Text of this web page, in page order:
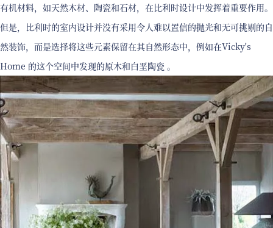
有机材料，如天然木材、陶瓷和石材，在比利时设计中发挥着重要作用。
但是，比利时的室内设计并没有采用令人难以置信的抛光和无可挑剔的自
然装饰，而是选择将这些元素保留在其自然形态中，例如在Vicky's
Home 的这个空间中发现的原木和白垩陶瓷 。